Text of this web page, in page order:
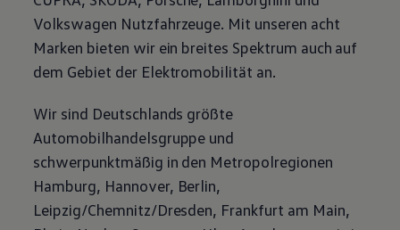
Individualisieren
Wallbox und Ladekabel
Digitale Extras
Dienste für Ihr Modell finden
Volkswagen Apps, Login und Shop
Über Ihr Auto
Vorgängermodelle
Kundeninformationen
Volkswagen Kundenbetreuung
Warn- und Kontrollleuchten
Assistenzsysteme
Digitale Betriebsanleitung
Volkswagen Nutzfahrzeuge. Mit unseren acht
Marken bieten wir ein breites Spektrum auch auf
dem Gebiet der Elektromobilität an.
Wir sind Deutschlands größte
Automobilhandelsgruppe und
schwerpunktmäßig in den Metropolregionen
Hamburg, Hannover, Berlin,
Leipzig/Chemnitz/Dresden, Frankfurt am Main,